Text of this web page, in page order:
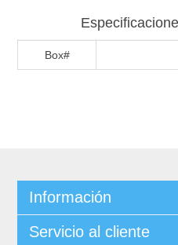
Box#
Información
Servicio al cliente